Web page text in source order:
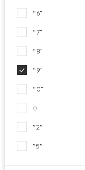
“6”
“7”
“8”
“9”
“0”
0
"2"
"5"